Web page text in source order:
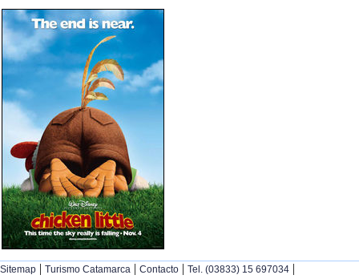
Sitemap | Turismo Catamarca | Contacto | Tel. (03833) 15 697034 |